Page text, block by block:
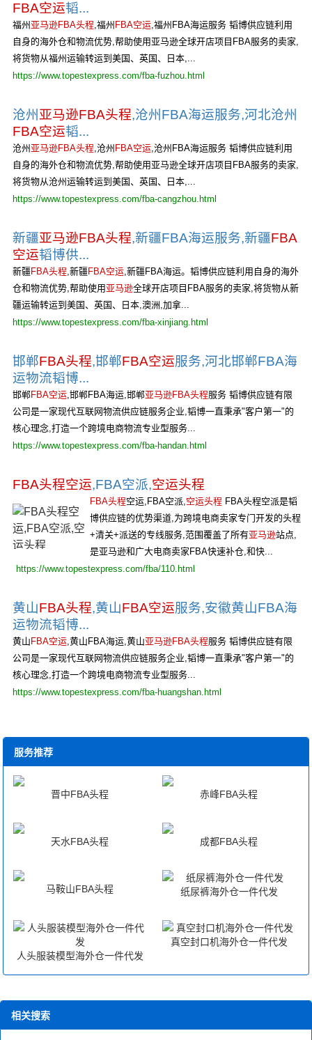
FBA空运韬...
福州 亚马逊FBA头程,福州 FBA空运,福州FBA海运服务 韬博供应链利用
自身的海外仓和物流优势,帮助使用亚马逊全球开店项目FBA服务的卖家,
将货物从福州运输转运到美国、英国、日本,...
https://www.topestexpress.com/fba-fuzhou.html
沧州 亚马逊FBA头程,沧州FBA海运服务,河北沧州
FBA空运韬...
沧州 亚马逊FBA头程,沧州 FBA空运,沧州FBA海运服务 韬博供应链利用
自身的海外仓和物流优势,帮助使用亚马逊全球开店项目FBA服务的卖家,
将货物从沧州运输转运到美国、英国、日本,...
https://www.topestexpress.com/fba-cangzhou.html
新疆亚马逊FBA头程,新疆FBA海运服务,新疆FBA
空运韬博供...
新疆FBA头程,新疆FBA空运,新疆FBA海运。韬博供应链利用自身的海外
仓和物流优势,帮助使用 亚马逊全球开店项目FBA服务的卖家,将货物从新
疆运输转运到美国、英国、日本,澳洲,加拿...
https://www.topestexpress.com/fba-xinjiang.html
邯郸FBA头程,邯郸FBA空运服务,河北邯郸FBA海
运物流韬博...
邯郸FBA空运,邯郸FBA海运,邯郸亚马逊FBA头程服务 韬博供应链有限
公司是一家现代互联网物流供应链服务企业,韬博一直秉承"客户第一"的
核心理念,打造一个跨境电商物流专业型服务...
https://www.topestexpress.com/fba-handan.html
FBA头程空运,FBA空派,空运头程
FBA头程空运,FBA空派,空运头程FBA头程空派是韬
博供应链的优势渠道,为跨境电商卖家专门开发的头程
+清关+派送的专线服务,范围覆盖了所有亚马逊站点,
是亚马逊和广大电商卖家FBA快速补仓,和快...
https://www.topestexpress.com/fba/110.html
黄山FBA头程,黄山FBA空运服务,安徽黄山FBA海
运物流韬博...
黄山 FBA空运,黄山FBA海运,黄山亚马逊FBA头程服务 韬博供应链有限
公司是一家现代互联网物流供应链服务企业,韬博一直秉承"客户第一"的
核心理念,打造一个跨境电商物流专业型服务...
https://www.topestexpress.com/fba-huangshan.html
服务推荐
晋中FBA头程 赤峰FBA头程
天水FBA头程 成都FBA头程
马鞍山FBA头程 纸尿裤海外仓一件代发
人头服装模型海外仓一件代发
真空封口机海外仓一件代发
相关搜索